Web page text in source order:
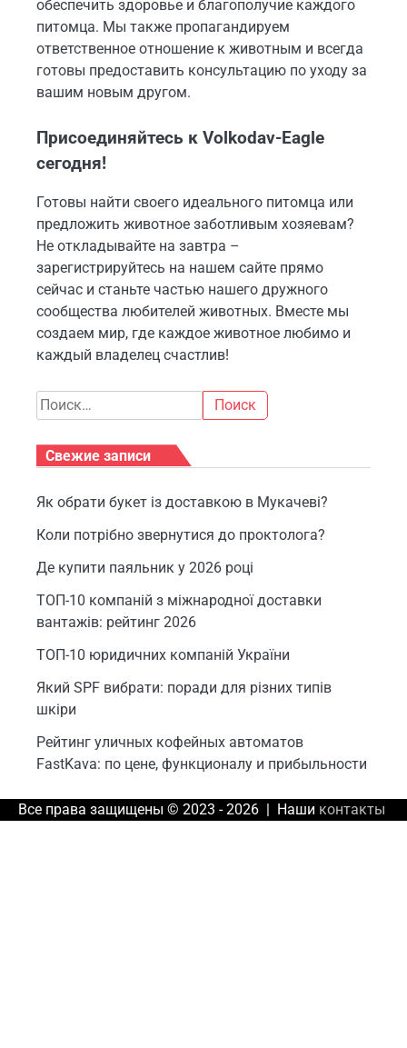
обеспечить здоровье и благополучие каждого
питомца. Мы также пропагандируем
ответственное отношение к животным и всегда
готовы предоставить консультацию по уходу за
вашим новым другом.
Присоединяйтесь к Volkodav-Eagle
сегодня!
Готовы найти своего идеального питомца или
предложить животное заботливым хозяевам?
Не откладывайте на завтра –
зарегистрируйтесь на нашем сайте прямо
сейчас и станьте частью нашего дружного
сообщества любителей животных. Вместе мы
создаем мир, где каждое животное любимо и
каждый владелец счастлив!
Найти:
Свежие записи
Як обрати букет із доставкою в Мукачеві?
Коли потрібно звернутися до проктолога?
Де купити паяльник у 2026 році
ТОП-10 компаній з міжнародної доставки
вантажів: рейтинг 2026
ТОП-10 юридичних компаній України
Який SPF вибрати: поради для різних типів
шкіри
Рейтинг уличных кофейных автоматов
FastKava: по цене, функционалу и прибыльности
Все права защищены © 2023 - 2026 | Наши контакты